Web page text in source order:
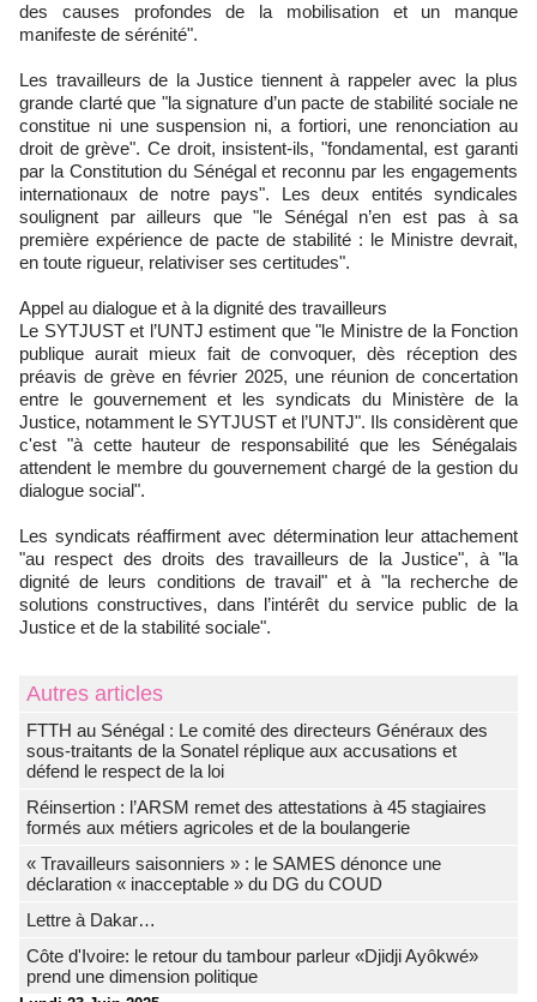
des causes profondes de la mobilisation et un manque
manifeste de sérénité".
Les travailleurs de la Justice tiennent à rappeler avec la plus
grande clarté que "la signature d’un pacte de stabilité sociale ne
constitue ni une suspension ni, a fortiori, une renonciation au
droit de grève". Ce droit, insistent-ils, "fondamental, est garanti
par la Constitution du Sénégal et reconnu par les engagements
internationaux de notre pays". Les deux entités syndicales
soulignent par ailleurs que "le Sénégal n’en est pas à sa
première expérience de pacte de stabilité : le Ministre devrait,
en toute rigueur, relativiser ses certitudes".
Appel au dialogue et à la dignité des travailleurs
Le SYTJUST et l’UNTJ estiment que "le Ministre de la Fonction
publique aurait mieux fait de convoquer, dès réception des
préavis de grève en février 2025, une réunion de concertation
entre le gouvernement et les syndicats du Ministère de la
Justice, notamment le SYTJUST et l’UNTJ". Ils considèrent que
c'est "à cette hauteur de responsabilité que les Sénégalais
attendent le membre du gouvernement chargé de la gestion du
dialogue social".
Les syndicats réaffirment avec détermination leur attachement
"au respect des droits des travailleurs de la Justice", à "la
dignité de leurs conditions de travail" et à "la recherche de
solutions constructives, dans l’intérêt du service public de la
Justice et de la stabilité sociale".
Autres articles
FTTH au Sénégal : Le comité des directeurs Généraux des
sous-traitants de la Sonatel réplique aux accusations et
défend le respect de la loi
Réinsertion : l’ARSM remet des attestations à 45 stagiaires
formés aux métiers agricoles et de la boulangerie
« Travailleurs saisonniers » : le SAMES dénonce une
déclaration « inacceptable » du DG du COUD
Lettre à Dakar…
Côte d'Ivoire: le retour du tambour parleur «Djidji Ayôkwé»
prend une dimension politique